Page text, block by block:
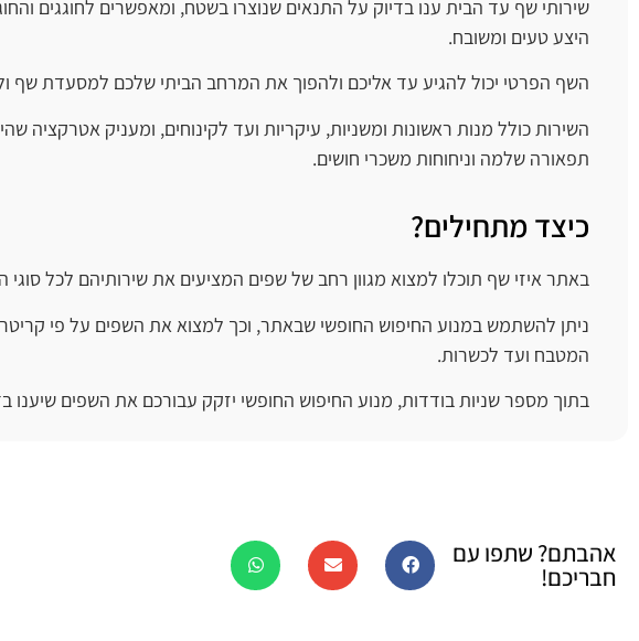
שירותי שף עד הבית ענו בדיוק על התנאים שנוצרו בשטח, ומאפשרים לחוגגים
היצע טעים ומשובח.
השף הפרטי יכול להגיע עד אליכם ולהפוך את המרחב הביתי שלכם למסעדת שף
השירות כולל מנות ראשונות ומשניות, עיקריות ועד לקינוחים, ומעניק אטרקציה
תפאורה שלמה וניחוחות משכרי חושים.
כיצד מתחילים?
באתר איזי שף תוכלו למצוא מגוון רחב של שפים המציעים את שירותיהם לכל סוגי
ניתן להשתמש במנוע החיפוש החופשי שבאתר, וכך למצוא את השפים על פי
המטבח ועד לכשרות.
בתוך מספר שניות בודדות, מנוע החיפוש החופשי יזקק עבורכם את השפים שיענו
אהבתם? שתפו עם
חבריכם!